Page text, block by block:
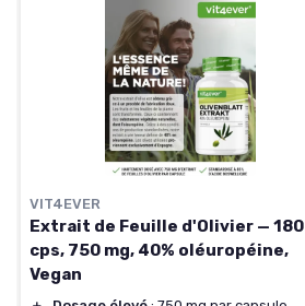
VIT4EVER
Extrait de Feuille d'Olivier — 180
cps, 750 mg, 40% oléuropéine,
Vegan